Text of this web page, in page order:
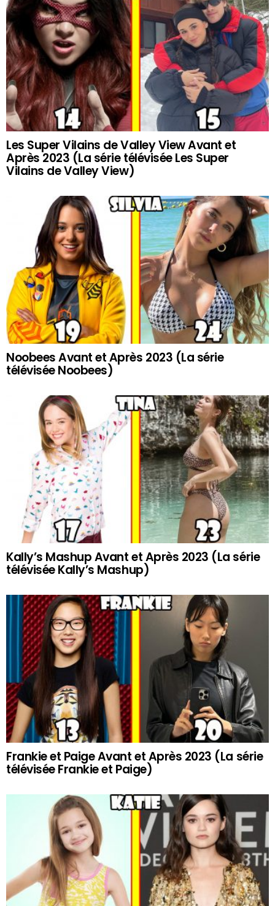
Les Super Vilains de Valley View Avant et
Après 2023 (La série télévisée Les Super
Vilains de Valley View)
Noobees Avant et Après 2023 (La série
télévisée Noobees)
Kally’s Mashup Avant et Après 2023 (La série
télévisée Kally’s Mashup)
Frankie et Paige Avant et Après 2023 (La série
télévisée Frankie et Paige)